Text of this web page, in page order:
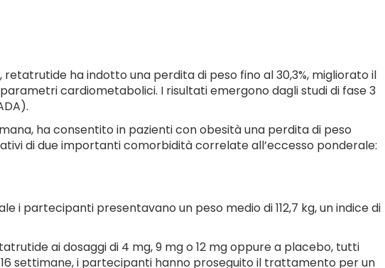
ha indotto una perdita di peso fino al 30,3%, migliorato il
cardiometabolici. I risultati emergono dagli studi di fase 3
ha consentito in pazienti con obesità una perdita di peso
di due importanti comorbidità correlate all’eccesso ponderale:
i partecipanti presentavano un peso medio di 112,7 kg, un indice di
ai dosaggi di 4 mg, 9 mg o 12 mg oppure a placebo, tutti
settimane, i partecipanti hanno proseguito il trattamento per un